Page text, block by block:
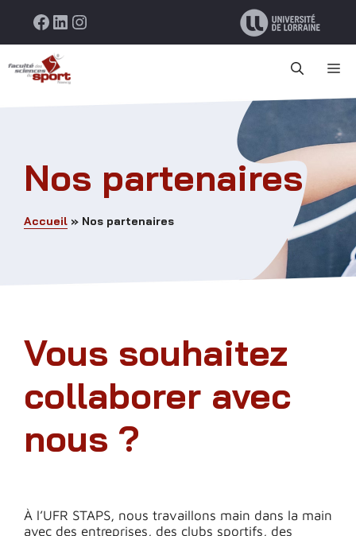
Facebook
LinkedIn
Instagram
Nos partenaires
Accueil » Nos partenaires
Vous souhaitez
collaborer avec
nous ?
À l’UFR STAPS, nous travaillons main dans la main
avec des entreprises, des clubs sportifs, des